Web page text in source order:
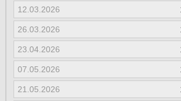
12.03.2026
26.03.2026
23.04.2026
07.05.2026
21.05.2026